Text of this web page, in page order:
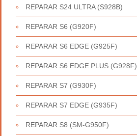
REPARAR S24 ULTRA (S928B)
REPARAR S6 (G920F)
REPARAR S6 EDGE (G925F)
REPARAR S6 EDGE PLUS (G928F)
REPARAR S7 (G930F)
REPARAR S7 EDGE (G935F)
REPARAR S8 (SM-G950F)